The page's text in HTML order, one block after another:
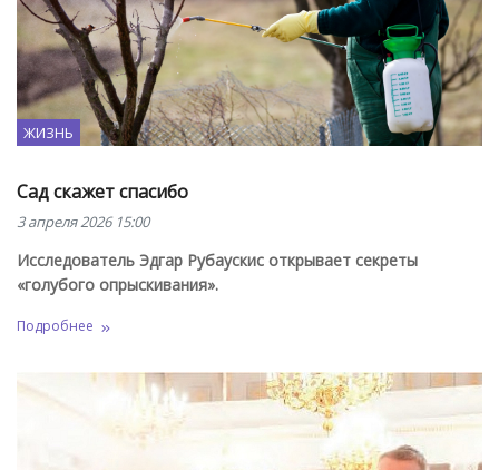
ЖИЗНЬ
Сад скажет спасибо
3 апреля 2026 15:00
Исследователь Эдгар Рубаускис открывает секреты
«голубого опрыскивания».
Подробнее